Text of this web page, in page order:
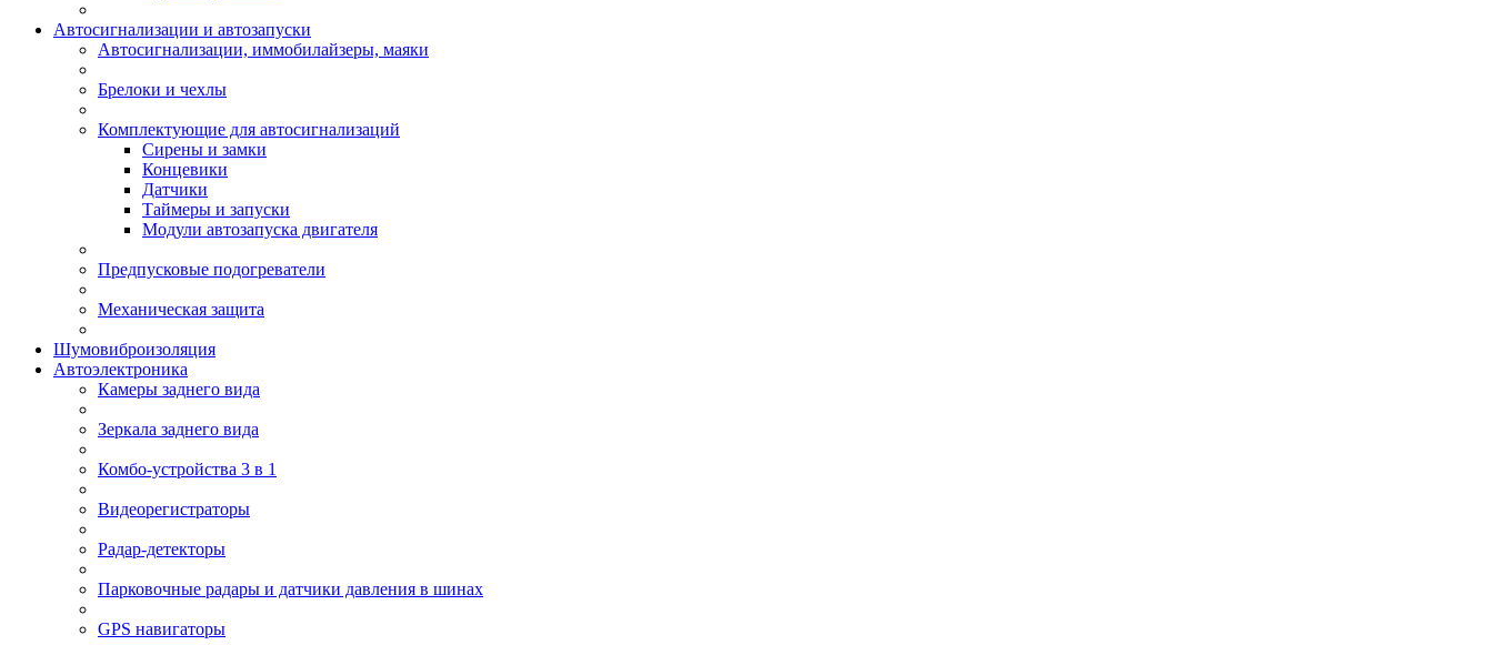
Автосигнализации и автозапуски
Автосигнализации, иммобилайзеры, маяки
Брелоки и чехлы
Комплектующие для автосигнализаций
Сирены и замки
Концевики
Датчики
Таймеры и запуски
Модули автозапуска двигателя
Предпусковые подогреватели
Механическая защита
Шумовиброизоляция
Автоэлектроника
Камеры заднего вида
Зеркала заднего вида
Комбо-устройства 3 в 1
Видеорегистраторы
Радар-детекторы
Парковочные радары и датчики давления в шинах
GPS навигаторы